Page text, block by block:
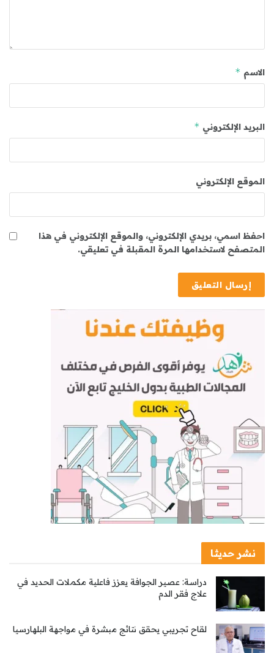
الاسم *
البريد الإلكتروني *
الموقع الإلكتروني
احفظ اسمي، بريدي الإلكتروني، والموقع الإلكتروني في هذا
المتصفح لاستخدامها المرة المقبلة في تعليقي.
نشر حديثا
دراسة: عصير الجوافة يعزز فاعلية مكملات الحديد في
علاج فقر الدم
لقاح تجريبي يحقق نتائج مبشرة في مواجهة البلهارسيا